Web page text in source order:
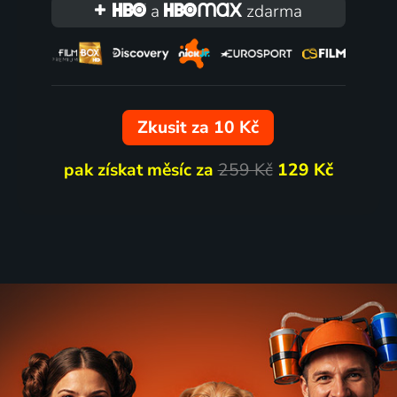
Francie | Drama 1971 | Československo | Drama
62
a zdarma
Zkusit za 10 Kč
pak získat měsíc za259 Kč 129 Kč